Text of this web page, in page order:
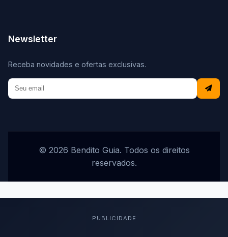
Newsletter
Receba novidades e ofertas exclusivas.
© 2026 Bendito Guia. Todos os direitos
reservados.